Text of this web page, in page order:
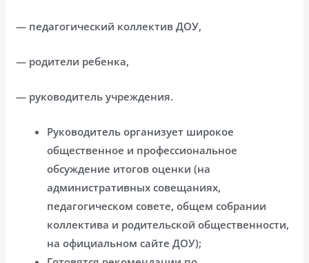
— педагогический коллектив ДОУ,
— родители ребенка,
— руководитель учреждения.
Руководитель организует широкое
общественное и профессиональное
обсуждение итогов оценки (на
административных совещаниях,
педагогическом совете, общем собрании
коллектива и родительской общественности,
на официальном сайте ДОУ);